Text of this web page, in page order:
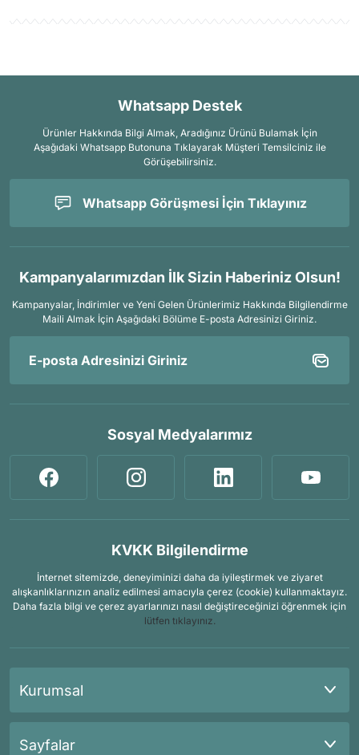
Whatsapp Destek
Ürünler Hakkında Bilgi Almak, Aradığınız Ürünü Bulamak İçin
Aşağıdaki Whatsapp Butonuna Tıklayarak Müşteri Temsilciniz ile
Görüşebilirsiniz.
Whatsapp Görüşmesi İçin Tıklayınız
Kampanyalarımızdan İlk Sizin Haberiniz Olsun!
Kampanyalar, İndirimler ve Yeni Gelen Ürünlerimiz Hakkında Bilgilendirme
Maili Almak İçin Aşağıdaki Bölüme E-posta Adresinizi Giriniz.
Sosyal Medyalarımız
KVKK Bilgilendirme
İnternet sitemizde, deneyiminizi daha da iyileştirmek ve ziyaret
alışkanlıklarınızın analiz edilmesi amacıyla çerez (cookie) kullanmaktayız.
Daha fazla bilgi ve çerez ayarlarınızı nasıl değiştireceğinizi öğrenmek için
lütfen tıklayınız.
Kurumsal
Sayfalar